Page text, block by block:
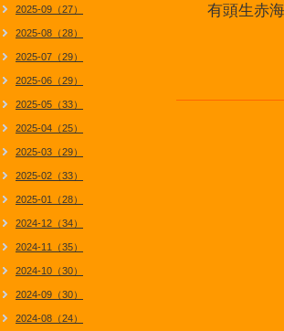
有頭生赤
2025-09（27）
2025-08（28）
2025-07（29）
2025-06（29）
2025-05（33）
2025-04（25）
2025-03（29）
2025-02（33）
2025-01（28）
2024-12（34）
2024-11（35）
2024-10（30）
2024-09（30）
2024-08（24）